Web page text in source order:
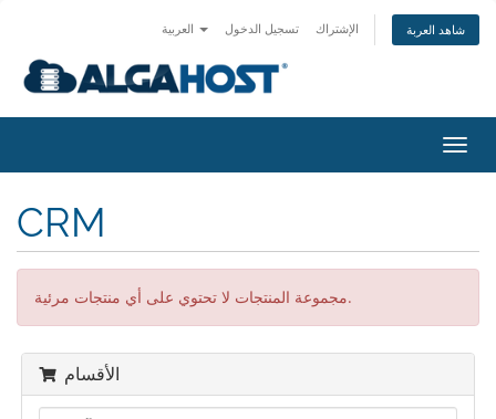
تسجيل الدخول الإشتراك شاهد العربة
تبديل
التنقل
CRM
مجموعة المنتجات لا تحتوي على أي منتجات مرئية.
الأقسام